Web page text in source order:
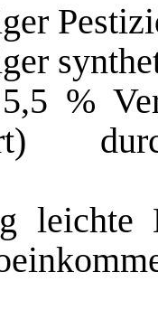
%
leichte